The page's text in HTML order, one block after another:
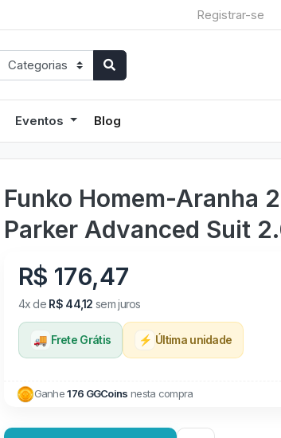
Registrar-se
Eventos Blog
Funko Homem-Aranha
Parker Advanced Suit
R$ 176,47
4x de R$ 44,12 sem juros
🚚 Frete Grátis ⚡ Última unidade
Ganhe176 GGCoins nesta compra